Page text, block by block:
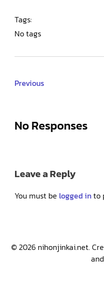
Tags:
No tags
Previous
No Responses
Leave a Reply
You must be logged into
© 2026 nihonjinkai.net.
and